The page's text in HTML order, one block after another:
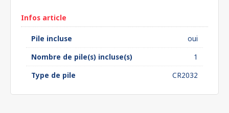
Infos article
Pile incluse
oui
Nombre de pile(s) incluse(s)
1
Type de pile
CR2032